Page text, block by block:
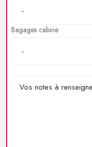
Bagages cabine